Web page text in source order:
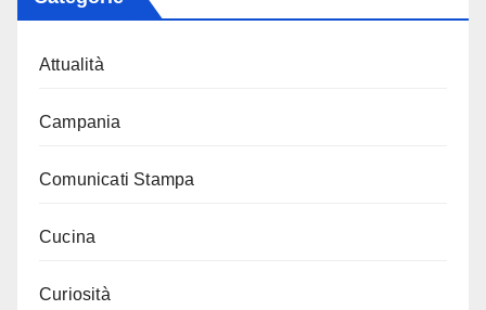
Attualità
Campania
Comunicati Stampa
Cucina
Curiosità